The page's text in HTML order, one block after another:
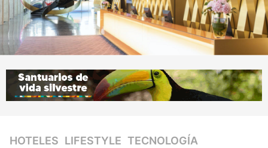
3
HOTELES ,LIFESTYLE ,TECNOLOGÍA